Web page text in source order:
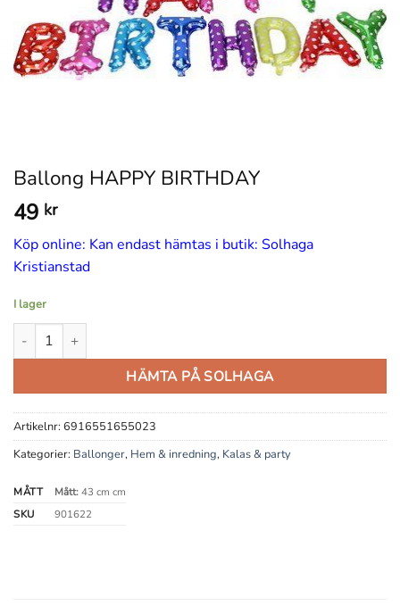
Ballong HAPPY BIRTHDAY
49 kr
Köp online: Kan endast hämtas i butik: Solhaga
Kristianstad
I lager
Ballong HAPPY BIRTHDAY mängd
HÄMTA PÅ SOLHAGA
Artikelnr: 6916551655023
Kategorier: Ballonger, Hem & inredning, Kalas & party
MÅTT Mått:43 cm cm
SKU
901622